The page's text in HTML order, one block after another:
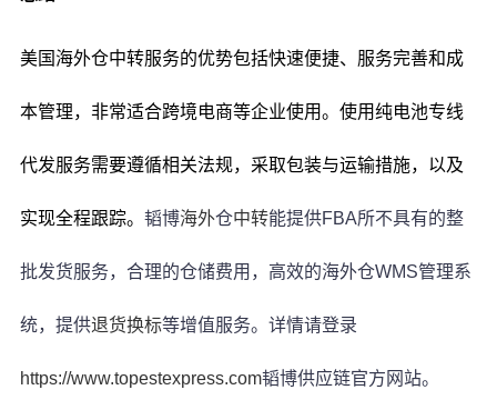
美国海外仓中转服务的优势包括快速便捷、服务完善和成
本管理，非常适合跨境电商等企业使用。使用纯电池专线
代发服务需要遵循相关法规，采取包装与运输措施，以及
实现全程跟踪。 韬博海外仓中转能提供FBA所不具有的整
批发货服务， 合理的仓储费用 ， 高效的海外仓WMS管理系
统， 提供退货换标等增值服务。详情请登录
https://www.topestexpress.com韬博供应链官方网站。